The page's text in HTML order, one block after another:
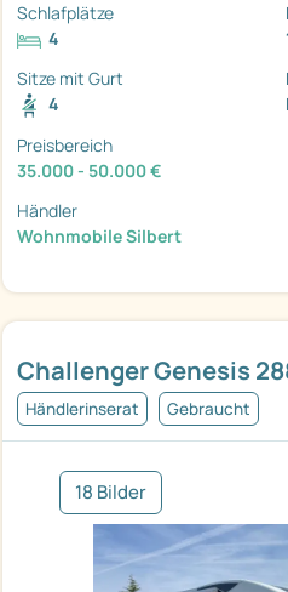
Challenger Genesis
Händlerinserat Gebraucht
18 Bilder
Schlafplätze
4
Sitze mit Gurt
4
Preisbereich
35.000 - 50.000 €
Händler
Wohnmobile Silbert